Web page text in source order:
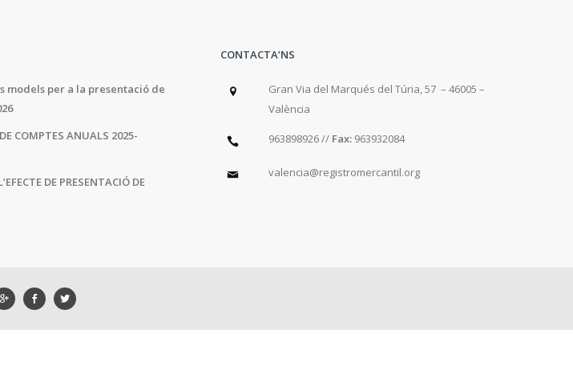
models per a la presentació de
COMPTES ANUALS 2025-
DE PRESENTACIÓ DE
CONTACTA’NS
Gran Via del Marqués del Túria, 57 – 46005 –
València
963898926 // Fax: 963932084
valencia@registromercantil.org